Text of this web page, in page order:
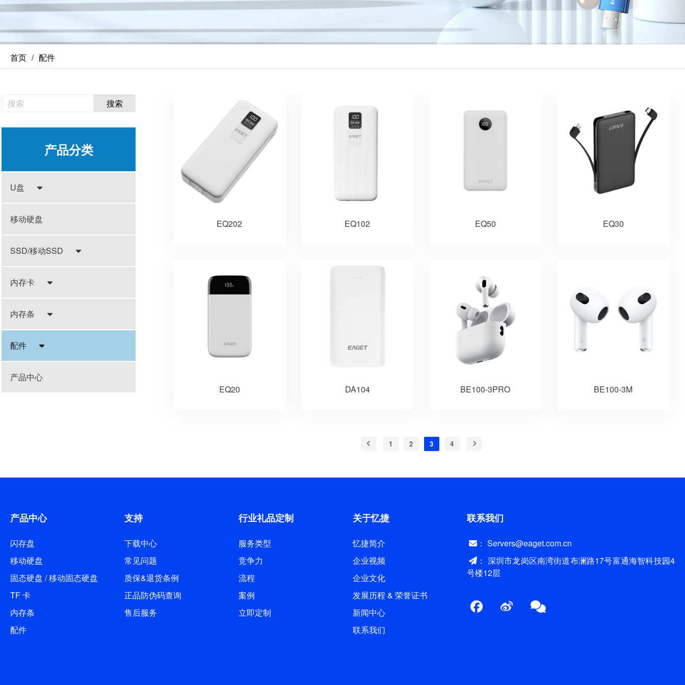
首页 配件
搜索
产品分类
U盘
移动硬盘
SSD/移动SSD
内存卡
内存条
配件
产品中心
EQ202 EQ102 EQ50 EQ30
EQ20 DA104 BE100-3PRO BE100-3M
1 2 3 4
产品中心
闪存盘
移动硬盘
固态硬盘 / 移动固态硬盘
TF 卡
内存条
配件
支持
下载中心
常见问题
质保&退货条例
正品防伪码查询
售后服务
行业礼品定制
服务类型
竞争力
流程
案例
立即定制
关于忆捷
忆捷简介
企业视频
企业文化
发展历程 & 荣誉证书
新闻中心
联系我们
联系我们
： Servers@eaget.com.cn
： 深圳市龙岗区南湾街道布澜路17号富通海智科技园4
号楼12层